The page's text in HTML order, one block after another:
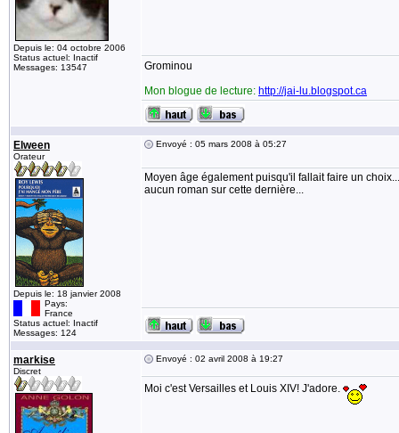
Depuis le: 04 octobre 2006
Status actuel: Inactif
Messages: 13547
Grominou
Mon blogue de lecture: http://jai-lu.blogspot.ca
Elween
Orateur
Depuis le: 18 janvier 2008
Pays:
France
Status actuel: Inactif
Messages: 124
Envoyé : 05 mars 2008 à 05:27
Moyen âge également puisqu'il fallait faire un
aucun roman sur cette dernière...
markise
Discret
Envoyé : 02 avril 2008 à 19:27
Moi c'est Versailles et Louis XIV! J'adore.